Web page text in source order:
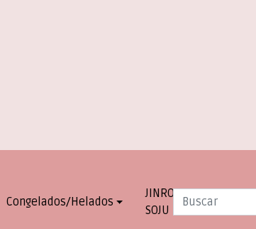
Congelados/Helados
JINRO
SOJU
INFO.